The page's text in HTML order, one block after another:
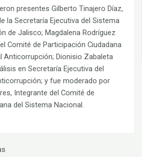
presentes Gilberto Tinajero Díaz,
la Secretaría Ejecutiva del Sistema
de Jalisco; Magdalena Rodríguez
Comité de Participación Ciudadana
Anticorrupción; Dionisio Zabaleta
en Secretaría Ejecutiva del
y fue moderado por
Integrante del Comité de
del Sistema Nacional.